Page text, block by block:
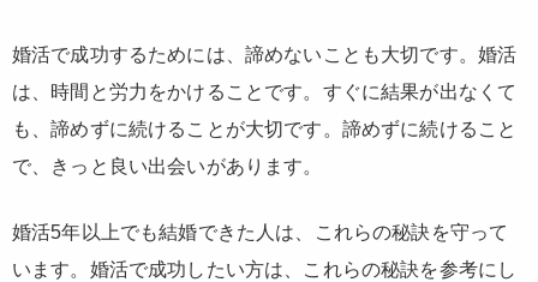
婚活で成功するためには、諦めないことも大切です。婚活
は、時間と労力をかけることです。すぐに結果が出なくて
も、諦めずに続けることが大切です。諦めずに続けること
で、きっと良い出会いがあります。
婚活5年以上でも結婚できた人は、これらの秘訣を守って
います。婚活で成功したい方は、これらの秘訣を参考にし